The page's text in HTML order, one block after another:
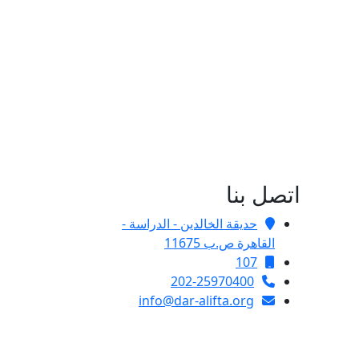
اتصل بنا
حديقة الخالدين - الدراسة -
القاهرة ص.ب 11675
107
202-25970400
info@dar-alifta.org